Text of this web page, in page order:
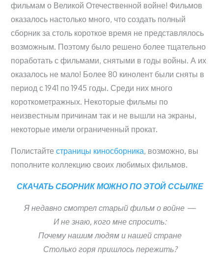
фильмам о Великой Отечественной войне! Фильмов
оказалось настолько много, что создать полный
сборник за столь короткое время не представлялось
возможным. Поэтому было решено более тщательно
поработать с фильмами, снятыми в годы войны. А их
оказалось не мало! Более 80 кинолент были сняты в
период с 1941 по 1945 годы. Среди них много
короткометражных. Некоторые фильмы по
неизвестным причинам так и не вышли на экраны,
некоторые имели ограниченный прокат.
Полистайтестраницы киносборника, возможно, вы
пополните коллекцию своих любимых фильмов.
СКАЧАТЬ СБОРНИК МОЖНО ПО ЭТОЙ ССЫЛКЕ
Я недавно смотрел старый фильм о войне —
И не знаю, кого мне спросить:
Почему нашим людям и нашей стране
Столько горя пришлось пережить?